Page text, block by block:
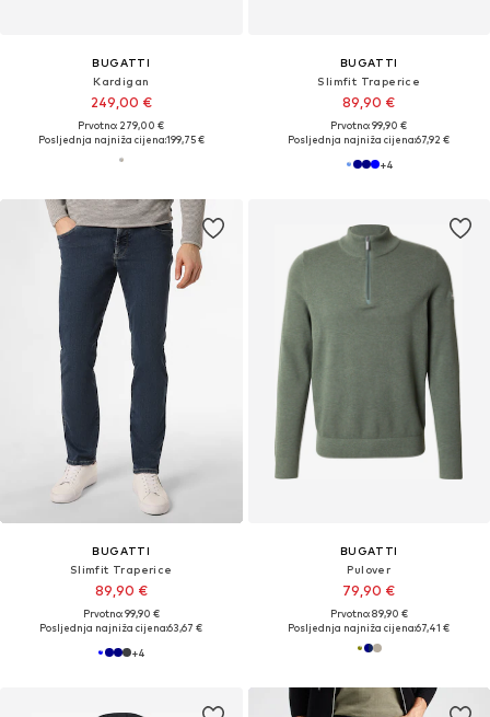
BUGATTI
Kardigan
249,00 €
Prvotno: 279,00 €
Posljednja najniža cijena:199,75 €
BUGATTI
Slimfit Traperice
89,90 €
Prvotno: 99,90 €
Posljednja najniža cijena:67,92 €
+4
BUGATTI
Slimfit Traperice
89,90 €
Prvotno: 99,90 €
Posljednja najniža cijena:63,67 €
+4
BUGATTI
Pulover
79,90 €
Prvotno: 89,90 €
Posljednja najniža cijena:67,41 €